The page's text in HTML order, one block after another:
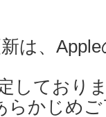
は、
しており
らかじめ